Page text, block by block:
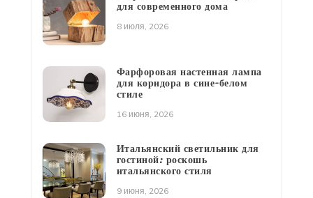
для современного дома
8 июля, 2026
Фарфоровая настенная лампа
для коридора в сине-белом
стиле
16 июня, 2026
Итальянский светильник для
гостиной: роскошь
итальянского стиля
9 июня, 2026